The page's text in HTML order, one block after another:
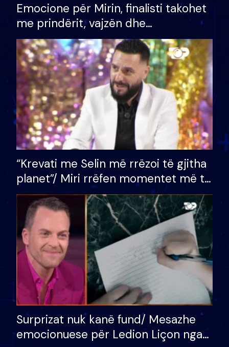
Emocione për Mirin, finalisti takohet
me prindërit, vajzën dhe
bashkëshorten: S’kemi ndonjë letër
divorci apo jo?
“Krevati me Selin më rrëzoi të gjitha
planet”/ Miri rrëfen momentet më të
bukura në shtëpinë e BB VIP: Do më
mungojë zilja e mëngjesit kur…
Surprizat nuk kanë fund/ Mesazhe
emocionuese për Ledion Liçon nga